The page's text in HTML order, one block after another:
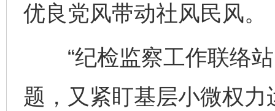
优良党风带动社风民风。
“纪检监察工作联络站
题，又紧盯基层小微权